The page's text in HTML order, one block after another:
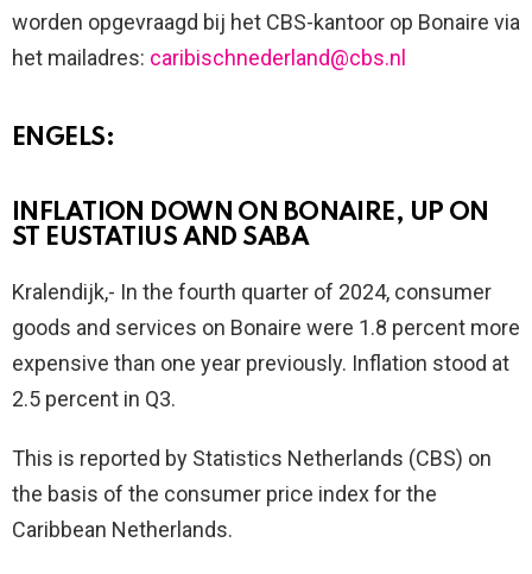
worden opgevraagd bij het CBS-kantoor op Bonaire via
het mailadres: caribischnederland@cbs.nl
ENGELS:
INFLATION DOWN ON BONAIRE, UP ON
ST EUSTATIUS AND SABA
Kralendijk,- In the fourth quarter of 2024, consumer
goods and services on Bonaire were 1.8 percent more
expensive than one year previously. Inflation stood at
2.5 percent in Q3.
This is reported by Statistics Netherlands (CBS) on
the basis of the consumer price index for the
Caribbean Netherlands.